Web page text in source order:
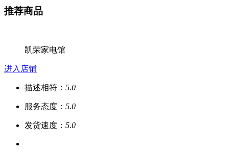
推荐商品
凯荣家电馆
进入店铺
描述相符： 5.0
服务态度： 5.0
发货速度： 5.0